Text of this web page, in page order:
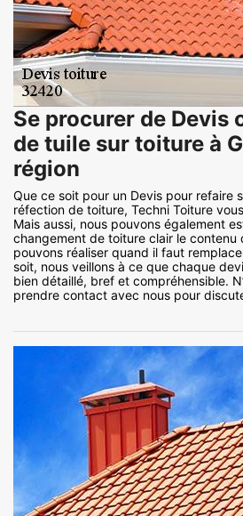
Se procurer de Devis
de tuile sur toiture à
région
Que ce soit pour un Devis pour refaire
réfection de toiture, Techni Toiture
Mais aussi, nous pouvons également
changement de toiture clair le contenu
pouvons réaliser quand il faut
soit, nous veillons à ce que chaque
bien détaillé, bref et compréhensible.
prendre contact avec nous pour